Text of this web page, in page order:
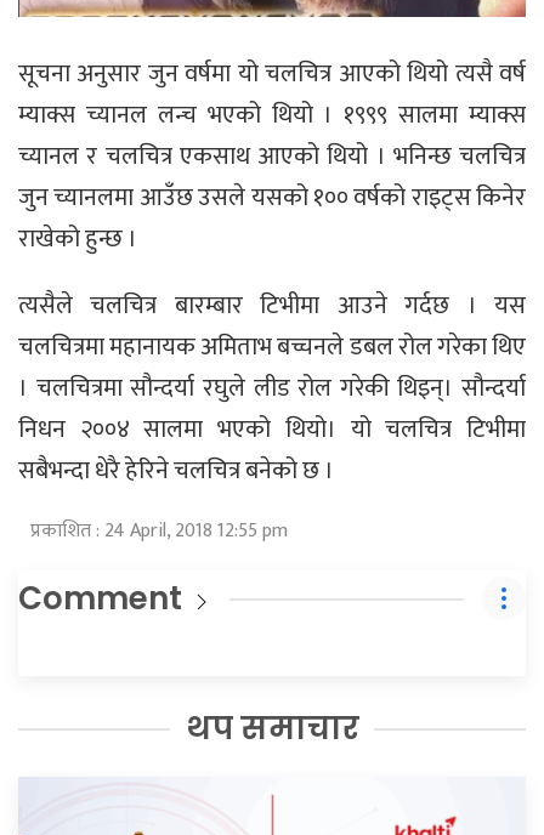
सूचना अनुसार जुन वर्षमा यो चलचित्र आएको थियो त्यसै वर्ष
म्याक्स च्यानल लन्च भएको थियो । १९९९ सालमा म्याक्स
च्यानल र चलचित्र एकसाथ आएको थियो । भनिन्छ चलचित्र
जुन च्यानलमा आउँछ उसले यसको १०० वर्षको राइट्स किनेर
राखेको हुन्छ ।
त्यसैले चलचित्र बारम्बार टिभीमा आउने गर्दछ । यस
चलचित्रमा महानायक अमिताभ बच्चनले डबल रोल गरेका थिए
। चलचित्रमा सौन्दर्या रघुले लीड रोल गरेकी थिइन्। सौन्दर्या
निधन २००४ सालमा भएको थियो। यो चलचित्र टिभीमा
सबैभन्दा धेरै हेरिने चलचित्र बनेको छ ।
प्रकाशित : 24 April, 2018 12:55 pm
Comment
थप समाचार